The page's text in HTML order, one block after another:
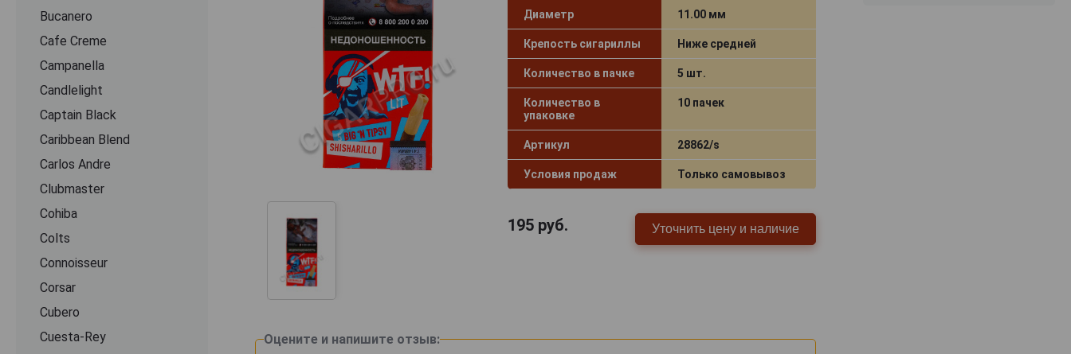
Bucanero
Cafe Creme
Campanella
Candlelight
Captain Black
Caribbean Blend
Carlos Andre
Clubmaster
Cohiba
Colts
Connoisseur
Corsar
Cubero
Cuesta-Rey
Диаметр 11.00 мм
Крепость сигариллы Ниже средней
Количество в пачке 5 шт.
Количество в
упаковке
10 пачек
Артикул 28862/s
Условия продаж Только самовывоз
195руб. Уточнить цену и наличие
Оцените и напишите отзыв: